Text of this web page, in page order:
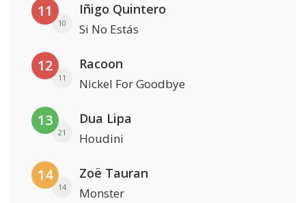
11
10
Iñigo Quintero
Si No Estás
12
11
Racoon
Nickel For Goodbye
13
21
Dua Lipa
Houdini
14
14
Zoë Tauran
Monster